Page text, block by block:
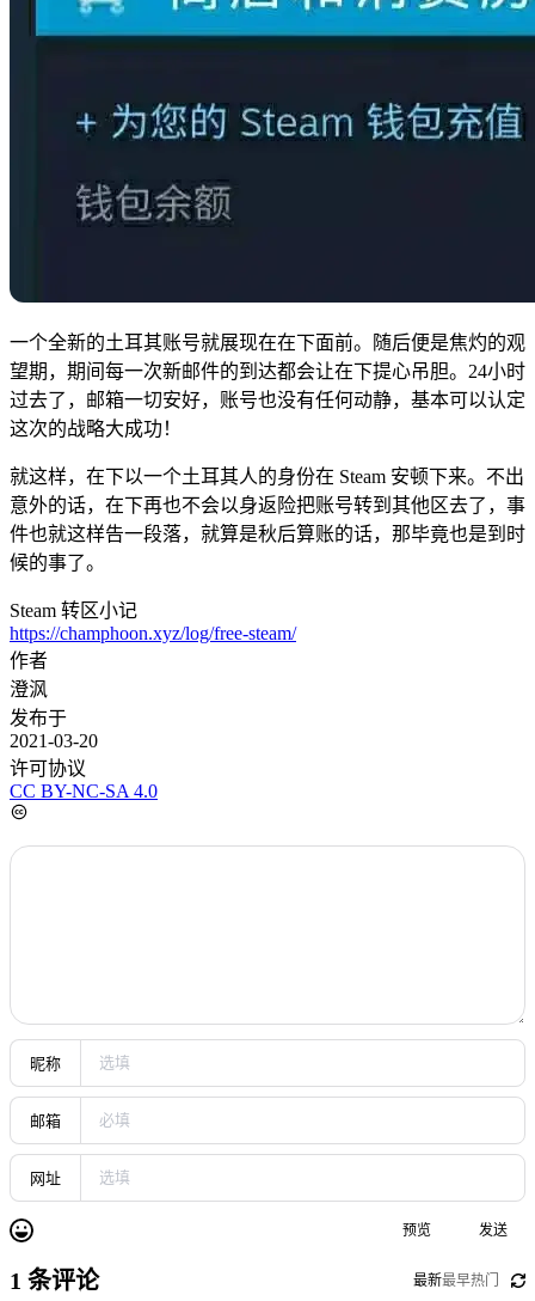
一个全新的土耳其账号就展现在在下面前。随后便是焦灼的观
望期，期间每一次新邮件的到达都会让在下提心吊胆。24小时
过去了，邮箱一切安好，账号也没有任何动静，基本可以认定
这次的战略大成功！
就这样，在下以一个土耳其人的身份在 Steam 安顿下来。不出
意外的话，在下再也不会以身返险把账号转到其他区去了，事
件也就这样告一段落，就算是秋后算账的话，那毕竟也是到时
候的事了。
Steam 转区小记
https://champhoon.xyz/log/free-steam/
作者
澄沨
发布于
2021-03-20
许可协议
CC BY-NC-SA 4.0
昵称
邮箱
网址
预览 发送
1 条评论 最新最早热门